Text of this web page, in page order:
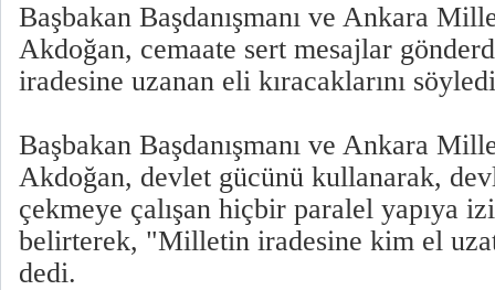
Başbakan Başdanışmanı ve Ankara
Akdoğan, cemaate sert mesajlar
iradesine uzanan eli kıracaklarını
Başbakan Başdanışmanı ve Ankara
Akdoğan, devlet gücünü kullanarak,
çekmeye çalışan hiçbir paralel yapıya
belirterek, "Milletin iradesine kim el
dedi.